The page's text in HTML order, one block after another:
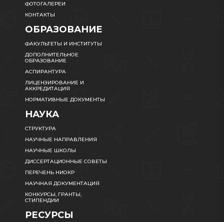
ФОТОГАЛЕРЕИ
КОНТАКТЫ
ОБРАЗОВАНИЕ
ФАКУЛЬТЕТЫ И ИНСТИТУТЫ
ДОПОЛНИТЕЛЬНОЕ
ОБРАЗОВАНИЕ
АСПИРАНТУРА
ЛИЦЕНЗИРОВАНИЕ И
АККРЕДИТАЦИЯ
НОРМАТИВНЫЕ ДОКУМЕНТЫ
НАУКА
СТРУКТУРА
НАУЧНЫЕ НАПРАВЛЕНИЯ
НАУЧНЫЕ ШКОЛЫ
ДИССЕРТАЦИОННЫЕ СОВЕТЫ
ПЕРЕЧЕНЬ НИОКР
НАУЧНАЯ ДОКУМЕНТАЦИЯ
КОНКУРСЫ, ГРАНТЫ,
СТИПЕНДИИ
РЕСУРСЫ